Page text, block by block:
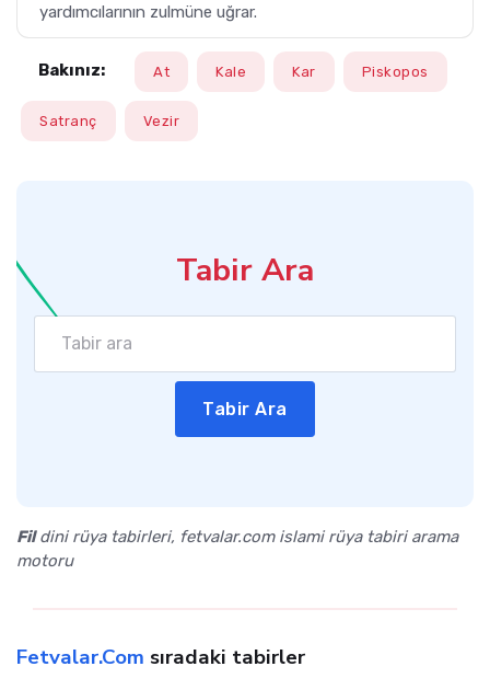
yardımcılarının zulmüne uğrar.
Bakınız: At Kale Kar Piskopos
Satranç Vezir
Tabir Ara
Tabir Ara
Fildini rüya tabirleri, fetvalar.com islami rüya tabiri arama
motoru
Fetvalar.Com sıradaki tabirler